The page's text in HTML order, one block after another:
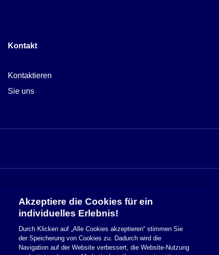
Kontakt
Kontaktieren
Sie uns
Sicherheitsinformationen
Nutzungsbedingungen
Cookie Richtlinie
Akzeptiere die Cookies für ein
individuelles Erlebnis!
Durch Klicken auf „Alle Cookies akzeptieren“ stimmen Sie
der Speicherung von Cookies zu. Dadurch wird die
Navigation auf der Website verbessert, die Website-Nutzung